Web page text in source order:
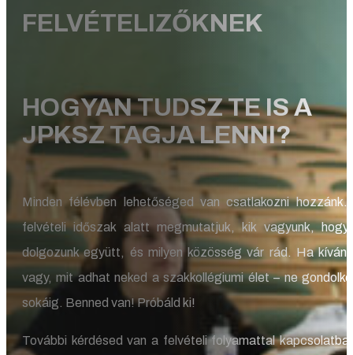
FELVÉTELIZŐKNEK
HOGYAN TUDSZ TE IS A
JPKSZ TAGJA LENNI?
Minden félévben lehetőséged van csatlakozni hozzánk.
felvételi időszak alatt megmutatjuk, kik vagyunk,
dolgozunk együtt, és milyen közösség vár rád. Ha
vagy, mit adhat neked a szakkollégiumi élet – ne
sokáig. Benned van! Próbáld ki!
További kérdésed van a felvételi folyamattal